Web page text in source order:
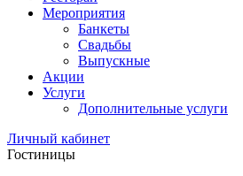
Мероприятия
Банкеты
Свадьбы
Выпускные
Акции
Услуги
Дополнительные услуги
Личный кабинет
Гостиницы